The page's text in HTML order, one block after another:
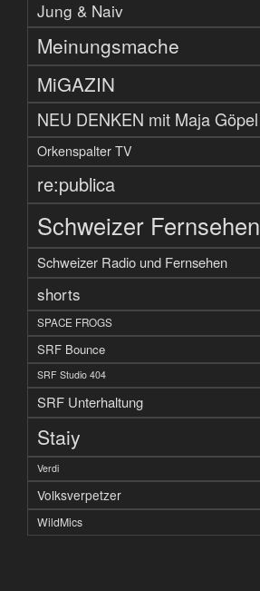
Jung & Naiv
Meinungsmache
MiGAZIN
NEU DENKEN mit Maja Göpel
Orkenspalter TV
re:publica
Schweizer Fernsehen
Schweizer Radio und Fernsehen
shorts
SPACE FROGS
SRF Bounce
SRF Studio 404
SRF Unterhaltung
Staiy
Verdi
Volksverpetzer
WildMics